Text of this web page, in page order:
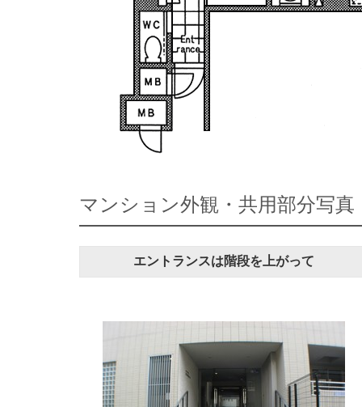
マンション外観・共用部分写真
エントランスは階段を上がって